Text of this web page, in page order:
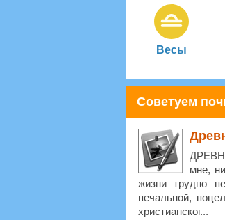
Весы
Советуем
мне,
жизни трудно
печальной,
христианског...